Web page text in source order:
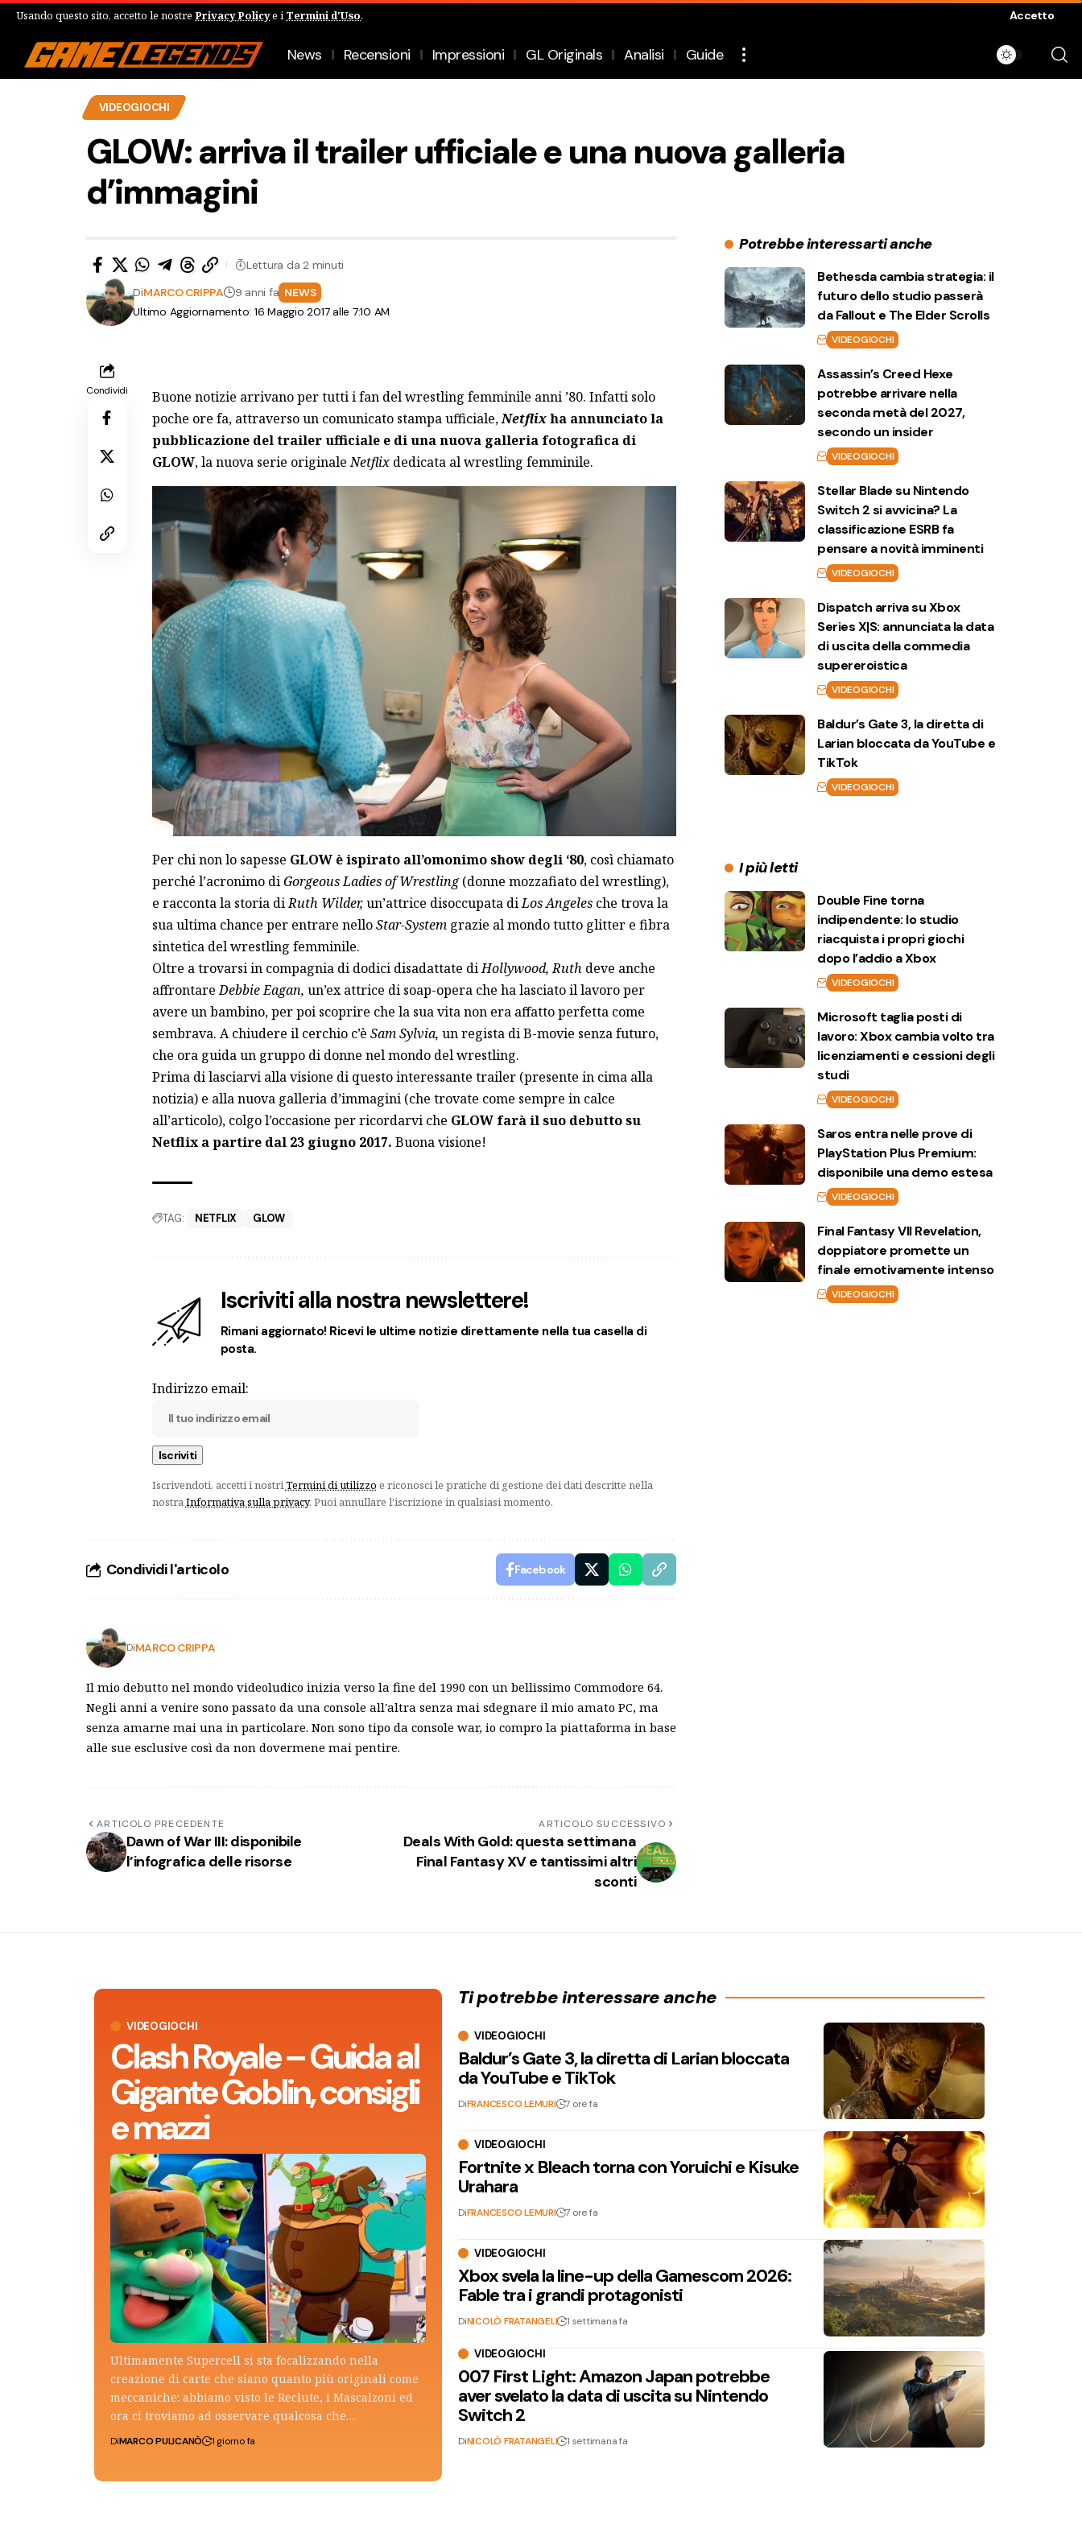
Usando questo sito, accetto le nostre Privacy Policye i Termini d'Uso. Accetto
News Recensioni Impressioni GL Originals Analisi Guide
VIDEOGIOCHI
GLOW: arriva il trailer ufficiale e una nuova galleria
d’immagini
Ultimo Aggiornamento: 16 Maggio 2017 alle 7:10 AM
DiMARCO CRIPPA 9 anni fa NEWS
Lettura da 2 minuti
Condividi
Buone notizie arrivano per tutti i fan del wrestling femminile anni ’80. Infatti solo
poche ore fa, attraverso un comunicato stampa ufficiale,Netflixha annunciato la
pubblicazione del trailer ufficiale e di una nuova galleria fotografica di
GLOW, la nuova serie originaleNetflixdedicata al wrestling femminile.
Per chi non lo sapesse GLOW è ispirato all’omonimo show degli ‘80, così chiamato
perché l’acronimo diGorgeous Ladies of Wrestling(donne mozzafiato del wrestling),
e racconta la storia diRuth Wilder,un’attrice disoccupata diLos Angelesche trova la
sua ultima chance per entrare nelloStar-Systemgrazie al mondo tutto glitter e fibra
sintetica del wrestling femminile.
Oltre a trovarsi in compagnia di dodici disadattate diHollywood, Ruth deve anche
affrontareDebbie Eagan, un’ex attrice di soap-opera che ha lasciato il lavoro per
avere un bambino, per poi scoprire che la sua vita non era affatto perfetta come
sembrava. A chiudere il cerchio c’è Sam Sylvia, un regista di B-movie senza futuro,
che ora guida un gruppo di donne nel mondo del wrestling.
Prima di lasciarvi alla visione di questo interessante trailer (presente in cima alla
notizia) e alla nuova galleria d’immagini (che trovate come sempre in calce
all’articolo), colgo l’occasione per ricordarvi che GLOW farà il suo debutto su
Netflix a partire dal 23 giugno 2017. Buona visione!
TAG: NETFLIX GLOW
Iscriviti alla nostra newslettere!
Rimani aggiornato! Ricevi le ultime notizie direttamente nella tua casella di
posta.
Indirizzo email:
Iscrivendoti, accetti i nostriTermini di utilizzo e riconosci le pratiche di gestione dei dati descritte nella
nostraInformativa sulla privacy. Puoi annullare l'iscrizione in qualsiasi momento.
Condividi l'articolo Facebook
DiMARCO CRIPPA
Il mio debutto nel mondo videoludico inizia verso la fine del 1990 con un bellissimo Commodore 64.
Negli anni a venire sono passato da una console all'altra senza mai sdegnare il mio amato PC, ma
senza amarne mai una in particolare. Non sono tipo da console war, io compro la piattaforma in base
alle sue esclusive così da non dovermene mai pentire.
ARTICOLO PRECEDENTE
Dawn of War III: disponibile
l’infografica delle risorse
ARTICOLO SUCCESSIVO
Deals With Gold: questa settimana
Final Fantasy XV e tantissimi altri
sconti
Potrebbe interessarti anche
Bethesda cambia strategia: il
futuro dello studio passerà
da Fallout e The Elder Scrolls
VIDEOGIOCHI
Assassin’s Creed Hexe
potrebbe arrivare nella
seconda metà del 2027,
secondo un insider
VIDEOGIOCHI
Stellar Blade su Nintendo
Switch 2 si avvicina? La
classificazione ESRB fa
pensare a novità imminenti
VIDEOGIOCHI
Dispatch arriva su Xbox
Series X|S: annunciata la data
di uscita della commedia
supereroistica
VIDEOGIOCHI
Baldur’s Gate 3, la diretta di
Larian bloccata da YouTube e
TikTok
VIDEOGIOCHI
I più letti
Double Fine torna
indipendente: lo studio
riacquista i propri giochi
dopo l’addio a Xbox
VIDEOGIOCHI
Microsoft taglia posti di
lavoro: Xbox cambia volto tra
licenziamenti e cessioni degli
studi
VIDEOGIOCHI
Saros entra nelle prove di
PlayStation Plus Premium:
disponibile una demo estesa
VIDEOGIOCHI
Final Fantasy VII Revelation,
doppiatore promette un
finale emotivamente intenso
VIDEOGIOCHI
VIDEOGIOCHI
Clash Royale – Guida al
Gigante Goblin, consigli
e mazzi
Ultimamente Supercell si sta focalizzando nella
creazione di carte che siano quanto più originali come
meccaniche: abbiamo visto le Reclute, i Mascalzoni ed
ora ci troviamo ad osservare qualcosa che…
DiMARCO PULICANÒ 1 giorno fa
Ti potrebbe interessare anche
VIDEOGIOCHI
Baldur’s Gate 3, la diretta di Larian bloccata
da YouTube e TikTok
DiFRANCESCO LEMURI 7 ore fa
VIDEOGIOCHI
Fortnite x Bleach torna con Yoruichi e Kisuke
Urahara
DiFRANCESCO LEMURI 7 ore fa
VIDEOGIOCHI
Xbox svela la line-up della Gamescom 2026:
Fable tra i grandi protagonisti
DiNICOLÒ FRATANGELI 1 settimana fa
VIDEOGIOCHI
007 First Light: Amazon Japan potrebbe
aver svelato la data di uscita su Nintendo
Switch 2
DiNICOLÒ FRATANGELI 1 settimana fa